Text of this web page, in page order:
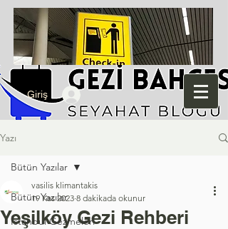
Giriş
Yazı
Bütün Yazılar
İstanbul Gezmeleri
Bütün Yazılar
Yeşilköy Gezi Rehberi
vasilis klimantakis
19 Kas 2023 8 dakikada okunur